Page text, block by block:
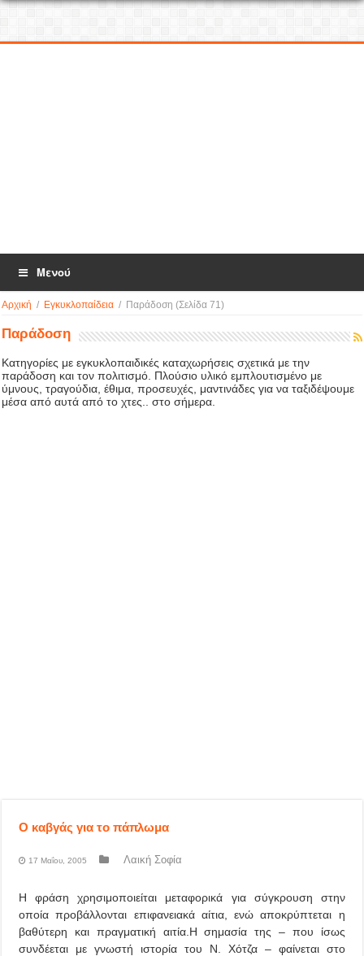
Μενού
Αρχική / Εγκυκλοπαίδεια / Παράδοση (Σελίδα 71)
Παράδοση
Κατηγορίες με εγκυκλοπαιδικές καταχωρήσεις σχετικά με την
παράδοση και τον πολιτισμό. Πλούσιο υλικό εμπλουτισμένο με
ύμνους, τραγούδια, έθιμα, προσευχές, μαντινάδες για να ταξιδέψουμε
μέσα από αυτά από το χτες.. στο σήμερα.
Ο καβγάς για το πάπλωμα
17 Μαΐου, 2005 Λαική Σοφία
Η φράση χρησιμοποιείται μεταφορικά για σύγκρουση στην
οποία προβάλλονται επιφανειακά αίτια, ενώ αποκρύπτεται η
βαθύτερη και πραγματική αιτία.Η σημασία της – που ίσως
συνδέεται με γνωστή ιστορία του Ν. Χότζα – φαίνεται στο